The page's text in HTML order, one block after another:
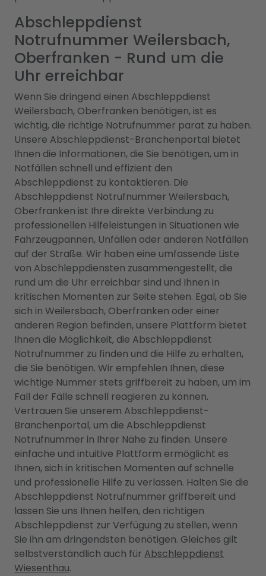
Abschleppdienst
Notrufnummer Weilersbach,
Oberfranken - Rund um die
Uhr erreichbar
Wenn Sie dringend einen Abschleppdienst
Weilersbach, Oberfranken benötigen, ist es
wichtig, die richtige Notrufnummer parat zu haben.
Unsere Abschleppdienst-Branchenportal bietet
Ihnen die Informationen, die Sie benötigen, um in
Notfällen schnell und effizient den
Abschleppdienst zu kontaktieren. Die
Abschleppdienst Notrufnummer Weilersbach,
Oberfranken ist Ihre direkte Verbindung zu
professionellen Hilfeleistungen in Situationen wie
Fahrzeugpannen, Unfällen oder anderen Notfällen
auf der Straße. Wir haben eine umfassende Liste
von Abschleppdiensten zusammengestellt, die
rund um die Uhr erreichbar sind und Ihnen in
kritischen Momenten zur Seite stehen. Egal, ob Sie
sich in Weilersbach, Oberfranken oder einer
anderen Region befinden, unsere Plattform bietet
Ihnen die Möglichkeit, die Abschleppdienst
Notrufnummer zu finden und die Hilfe zu erhalten,
die Sie benötigen. Wir empfehlen Ihnen, diese
wichtige Nummer stets griffbereit zu haben, um im
Fall der Fälle schnell reagieren zu können.
Vertrauen Sie unserem Abschleppdienst-
Branchenportal, um die Abschleppdienst
Notrufnummer in Ihrer Nähe zu finden. Unsere
einfache und intuitive Plattform ermöglicht es
Ihnen, sich in kritischen Momenten auf schnelle
und professionelle Hilfe zu verlassen. Halten Sie die
Abschleppdienst Notrufnummer griffbereit und
lassen Sie uns Ihnen helfen, den richtigen
Abschleppdienst zur Verfügung zu stellen, wenn
Sie ihn am dringendsten benötigen. Gleiches gilt
selbstverständlich auch für Abschleppdienst
Wiesenthau.